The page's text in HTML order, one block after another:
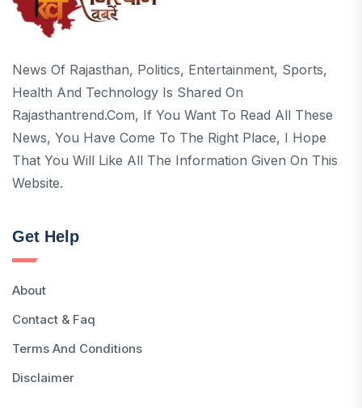
News Of Rajasthan, Politics, Entertainment, Sports,
Health And Technology Is Shared On
Rajasthantrend.com, If You Want To Read All These
News, You Have Come To The Right Place, I Hope
That You Will Like All The Information Given On This
Website.
Get Help
About
Contact & Faq
Terms And Conditions
Disclaimer